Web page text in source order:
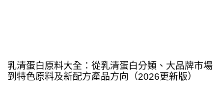
4 天 agoBlog
乳清蛋白原料大全：從乳清蛋白分類、大品牌市場
到特色原料及新配方產品方向（2026更新版）